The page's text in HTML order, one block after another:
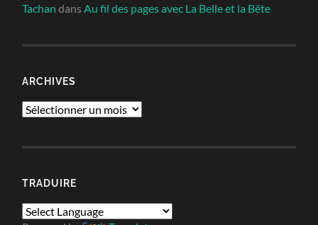
Tachan dansAu fil des pages avec La Belle et la Bête
ARCHIVES
Archives
TRADUIRE